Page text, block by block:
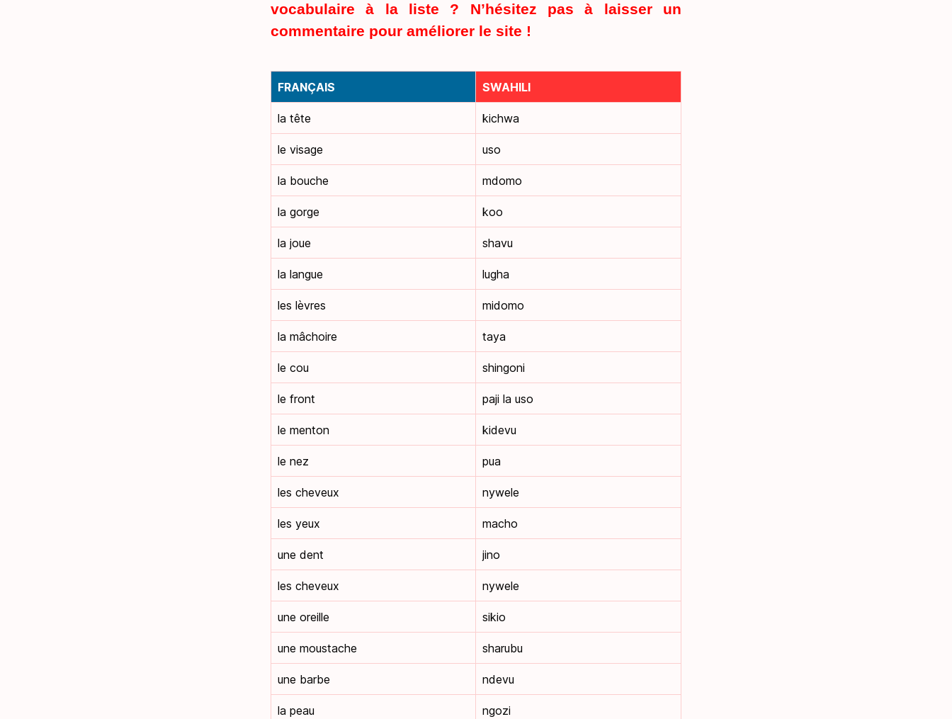
vocabulaire à la liste ? N’hésitez pas à laisser un
commentaire pour améliorer le site !
FRANÇAIS SWAHILI
la tête kichwa
le visage uso
la bouche mdomo
la gorge koo
la joue shavu
la langue lugha
les lèvres midomo
la mâchoire taya
le cou shingoni
le front paji la uso
le menton kidevu
le nez pua
les cheveux nywele
les yeux macho
une dent jino
les cheveux nywele
une oreille sikio
une moustache sharubu
une barbe ndevu
la peau ngozi